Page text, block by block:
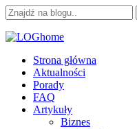
Skip
to
navigation
Skip
to
content
Search
for:
LOGhome
Miejsce pełne kreatywności
Strona główna
Aktualności
Porady
FAQ
Artykuły
Biznes